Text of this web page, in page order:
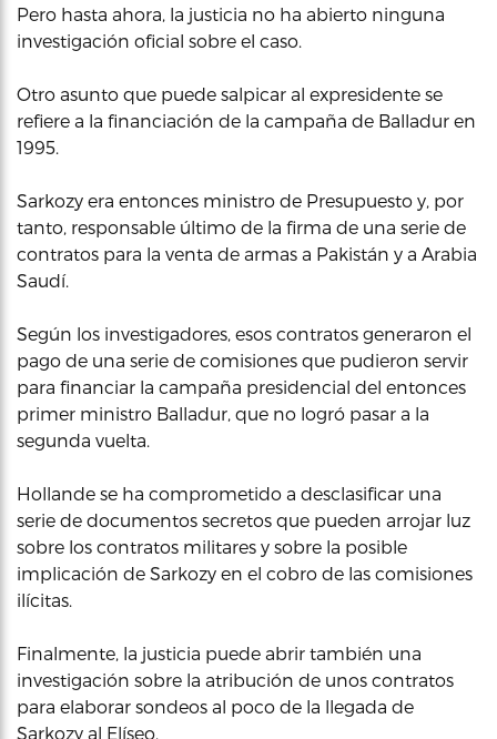
Pero hasta ahora, la justicia no ha abierto ninguna
investigación oficial sobre el caso.
Otro asunto que puede salpicar al expresidente se
refiere a la financiación de la campaña de Balladur en
1995.
Sarkozy era entonces ministro de Presupuesto y, por
tanto, responsable último de la firma de una serie de
contratos para la venta de armas a Pakistán y a Arabia
Saudí.
Según los investigadores, esos contratos generaron el
pago de una serie de comisiones que pudieron servir
para financiar la campaña presidencial del entonces
primer ministro Balladur, que no logró pasar a la
segunda vuelta.
Hollande se ha comprometido a desclasificar una
serie de documentos secretos que pueden arrojar luz
sobre los contratos militares y sobre la posible
implicación de Sarkozy en el cobro de las comisiones
ilícitas.
Finalmente, la justicia puede abrir también una
investigación sobre la atribución de unos contratos
para elaborar sondeos al poco de la llegada de
Sarkozy al Elíseo.